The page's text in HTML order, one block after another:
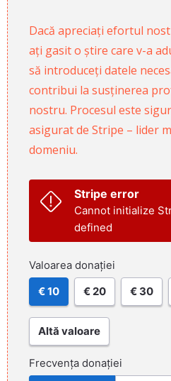
Dacă apreciați efortul
ați gasit o știre care v-a
să introduceți datele
contribui la susținerea
nostru. Procesul este
asigurat de Stripe – lider
domeniu.
Stripe error
Cannot initialize
defined
Valoarea donației
€ 10 € 20 € 30
Altă valoare
Frecvența donației